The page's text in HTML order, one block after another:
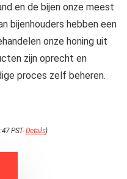
en de bijen onze meest
bijenhouders hebben een
onze honing uit
zijn oprecht en
proces zelf beheren.
PST-Details)